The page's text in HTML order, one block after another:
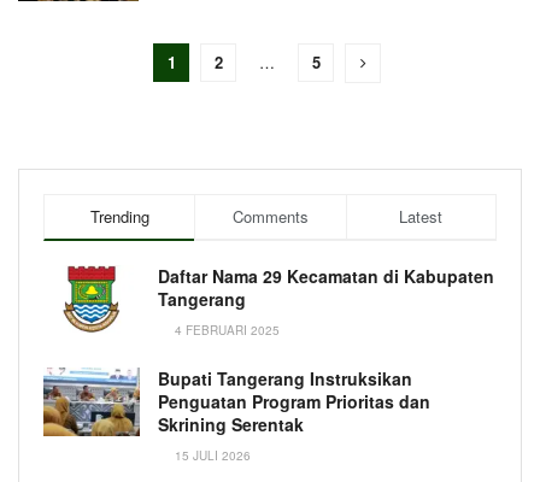
1 2 … 5
Trending Comments Latest
Daftar Nama 29 Kecamatan di Kabupaten
Tangerang
4 FEBRUARI 2025
Bupati Tangerang Instruksikan
Penguatan Program Prioritas dan
Skrining Serentak
15 JULI 2026